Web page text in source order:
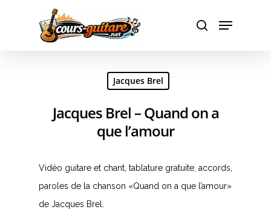
Hit enter to search or ESC to close
Jacques Brel
Jacques Brel – Quand on a
que l’amour
Vidéo guitare et chant, tablature gratuite, accords,
paroles de la chanson «Quand on a que l’amour»
de Jacques Brel.